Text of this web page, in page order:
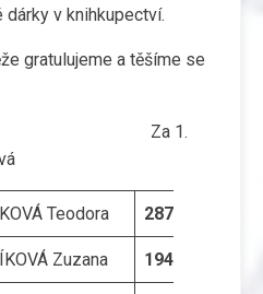
v knihkupectví.
gratulujeme a těšíme se
1.
Teodora 2878
Zuzana 1944